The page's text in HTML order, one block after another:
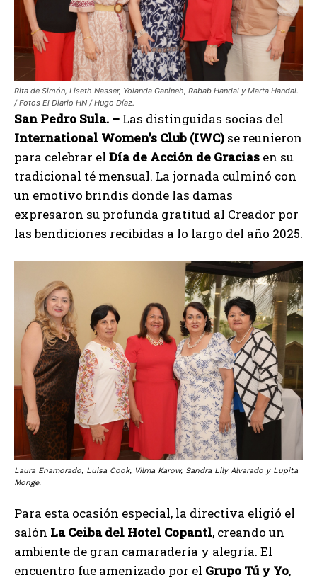
Rita de Simón, Liseth Nasser, Yolanda Ganineh, Rabab Handal y Marta Handal.
/ Fotos El Diario HN / Hugo Díaz.
San Pedro Sula. – Las distinguidas socias del
International Women’s Club (IWC) se reunieron
para celebrar el Día de Acción de Gracias en su
tradicional té mensual. La jornada culminó con
un emotivo brindis donde las damas
expresaron su profunda gratitud al Creador por
las bendiciones recibidas a lo largo del año 2025.
Laura Enamorado, Luisa Cook, Vilma Karow, Sandra Lily Alvarado y Lupita
Monge.
Para esta ocasión especial, la directiva eligió el
salón La Ceiba del Hotel Copantl, creando un
ambiente de gran camaradería y alegría. El
encuentro fue amenizado por el Grupo Tú y Yo,